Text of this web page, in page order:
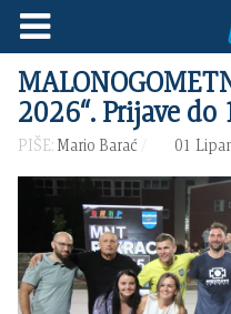
2026“. Prijave
PIŠE: Mario Barać 01